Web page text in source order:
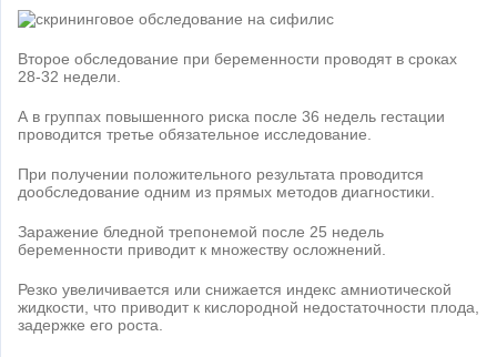
Второе обследование при беременности проводят в сроках
28-32 недели.
А в группах повышенного риска после 36 недель гестации
проводится третье обязательное исследование.
При получении положительного результата проводится
дообследование одним из прямых методов диагностики.
Заражение бледной трепонемой после 25 недель
беременности приводит к множеству осложнений.
Резко увеличивается или снижается индекс амниотической
жидкости, что приводит к кислородной недостаточности плода,
задержке его роста.